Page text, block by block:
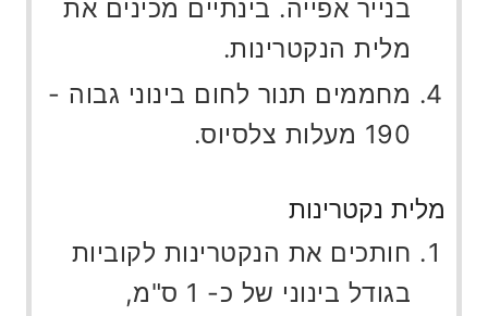
בנייר אפייה. בינתיים מכינים את
מלית הנקטרינות.
מחממים תנור לחום בינוני גבוה -
190 מעלות צלסיוס.
מלית נקטרינות
חותכים את הנקטרינות לקוביות
בגודל בינוני של כ- 1 ס"מ,